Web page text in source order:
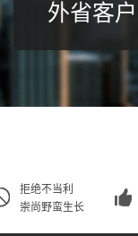
外省客
拒绝不当利
崇尚野蛮生长